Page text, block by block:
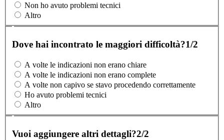
Non ho avuto problemi tecnici
Altro
Dove hai incontrato le maggiori difficoltà?1/2
A volte le indicazioni non erano chiare
A volte le indicazioni non erano complete
A volte non capivo se stavo procedendo correttamente
Ho avuto problemi tecnici
Altro
Vuoi aggiungere altri dettagli?2/2